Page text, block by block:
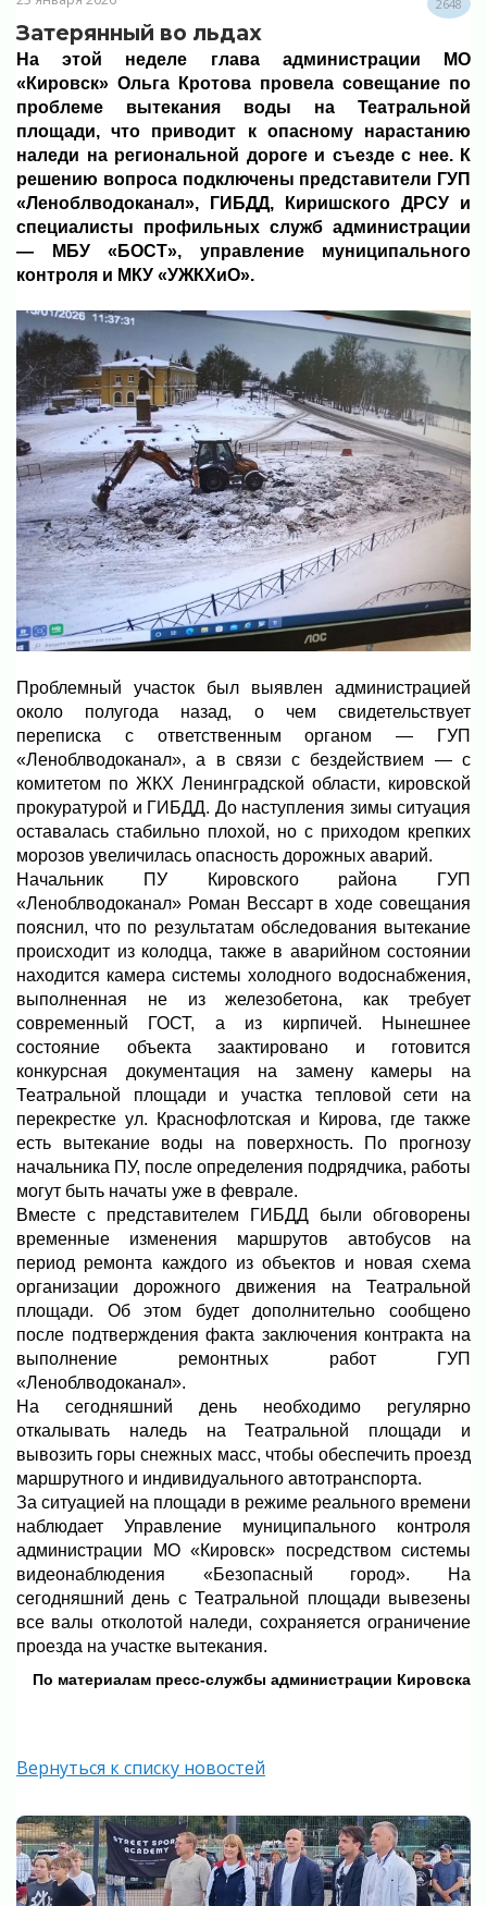
2648
Затерянный во льдах
На этой неделе глава администрации МО
«Кировск» Ольга Кротова провела совещание по
проблеме вытекания воды на Театральной
площади, что приводит к опасному нарастанию
наледи на региональной дороге и съезде с нее. К
решению вопроса подключены представители ГУП
«Леноблводоканал», ГИБДД, Киришского ДРСУ и
специалисты профильных служб администрации
— МБУ «БОСТ», управление муниципального
контроля и МКУ «УЖКХиО».
Проблемный участок был выявлен администрацией
около полугода назад, о чем свидетельствует
переписка с ответственным органом — ГУП
«Леноблводоканал», а в связи с бездействием — с
комитетом по ЖКХ Ленинградской области, кировской
прокуратурой и ГИБДД. До наступления зимы ситуация
оставалась стабильно плохой, но с приходом крепких
морозов увеличилась опасность дорожных аварий.
Начальник ПУ Кировского района ГУП
«Леноблводоканал» Роман Вессарт в ходе совещания
пояснил, что по результатам обследования вытекание
происходит из колодца, также в аварийном состоянии
находится камера системы холодного водоснабжения,
выполненная не из железобетона, как требует
современный ГОСТ, а из кирпичей. Нынешнее
состояние объекта заактировано и готовится
конкурсная документация на замену камеры на
Театральной площади и участка тепловой сети на
перекрестке ул. Краснофлотская и Кирова, где также
есть вытекание воды на поверхность. По прогнозу
начальника ПУ, после определения подрядчика, работы
могут быть начаты уже в феврале.
Вместе с представителем ГИБДД были обговорены
временные изменения маршрутов автобусов на
период ремонта каждого из объектов и новая схема
организации дорожного движения на Театральной
площади. Об этом будет дополнительно сообщено
после подтверждения факта заключения контракта на
выполнение ремонтных работ ГУП
«Леноблводоканал».
На сегодняшний день необходимо регулярно
откалывать наледь на Театральной площади и
вывозить горы снежных масс, чтобы обеспечить проезд
маршрутного и индивидуального автотранспорта.
За ситуацией на площади в режиме реального времени
наблюдает Управление муниципального контроля
администрации МО «Кировск» посредством системы
видеонаблюдения «Безопасный город». На
сегодняшний день с Театральной площади вывезены
все валы отколотой наледи, сохраняется ограничение
проезда на участке вытекания.
По материалам пресс-службы администрации Кировска
Вернуться к списку новостей